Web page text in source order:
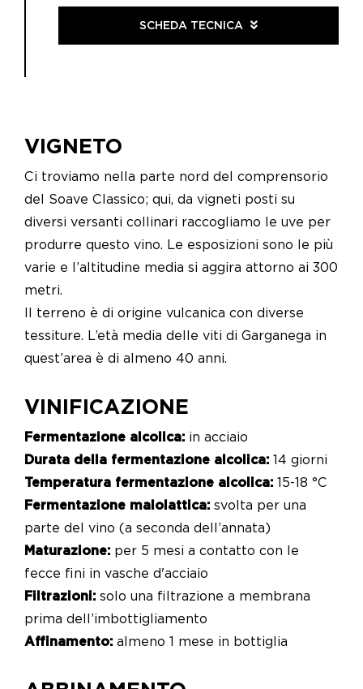
SCHEDA TECNICA
VIGNETO
Ci troviamo nella parte nord del comprensorio
del Soave Classico; qui, da vigneti posti su
diversi versanti collinari raccogliamo le uve per
produrre questo vino. Le esposizioni sono le più
varie e l’altitudine media si aggira attorno ai 300
metri.
Il terreno è di origine vulcanica con diverse
tessiture. L’età media delle viti di Garganega in
quest’area è di almeno 40 anni.
VINIFICAZIONE
Fermentazione alcolica: in acciaio
Durata della fermentazione alcolica: 14 giorni
Temperatura fermentazione alcolica: 15-18 °C
Fermentazione malolattica: svolta per una
parte del vino (a seconda dell’annata)
Maturazione: per 5 mesi a contatto con le
fecce fini in vasche d'acciaio
Filtrazioni: solo una filtrazione a membrana
prima dell’imbottigliamento
Affinamento: almeno 1 mese in bottiglia